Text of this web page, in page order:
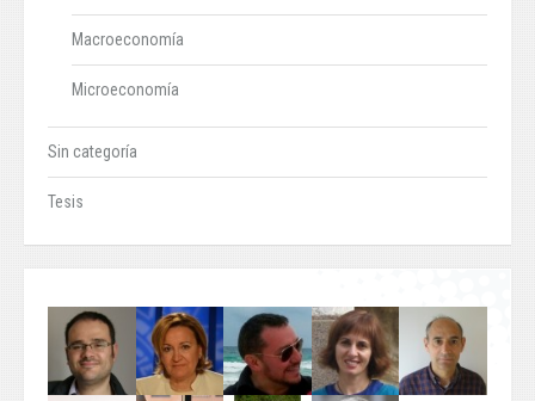
Macroeconomía
Microeconomía
Sin categoría
Tesis